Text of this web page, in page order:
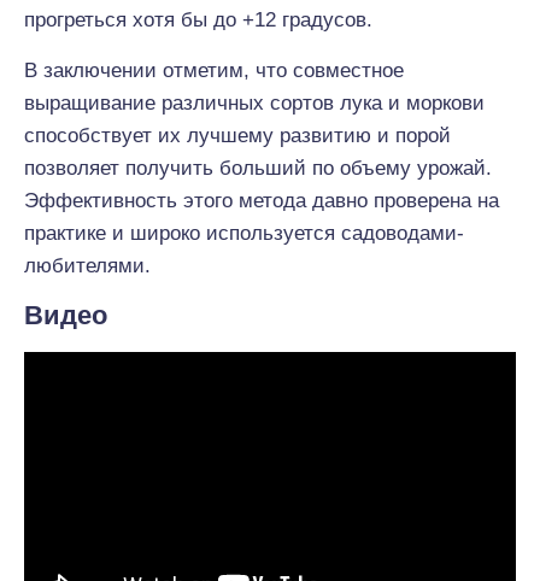
прогреться хотя бы до +12 градусов.
В заключении отметим, что совместное
выращивание различных сортов лука и моркови
способствует их лучшему развитию и порой
позволяет получить больший по объему урожай.
Эффективность этого метода давно проверена на
практике и широко используется садоводами-
любителями.
Видео